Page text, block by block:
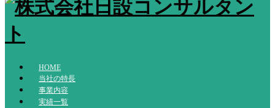
HOME
当社の特長
事業内容
実績一覧